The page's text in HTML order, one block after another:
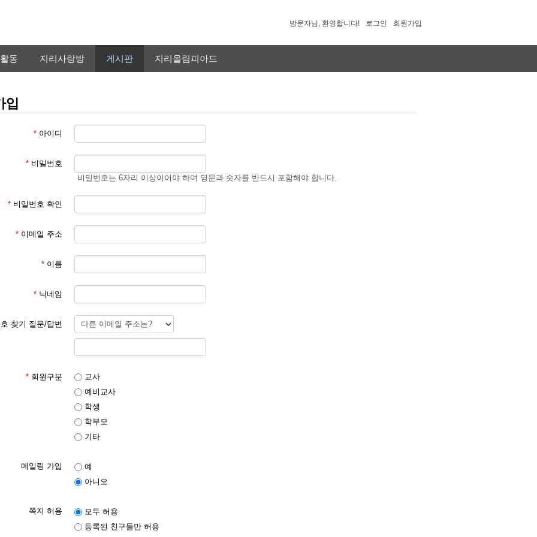
방문자님, 환영합니다! 로그인 회원가입
동 지리사랑방 게시판 지리올림피아드
입
* 아이디
* 비밀번호
비밀번호는 6자리 이상이어야 하며 영문과 숫자를 반드시 포함해야 합니다.
* 비밀번호 확인
* 이메일 주소
* 이름
* 닉네임
찾기 질문/답변
* 회원구분
교사
예비교사
학생
학부모
기타
메일링 가입
예
아니오
쪽지 허용
모두 허용
등록된 친구들만 허용